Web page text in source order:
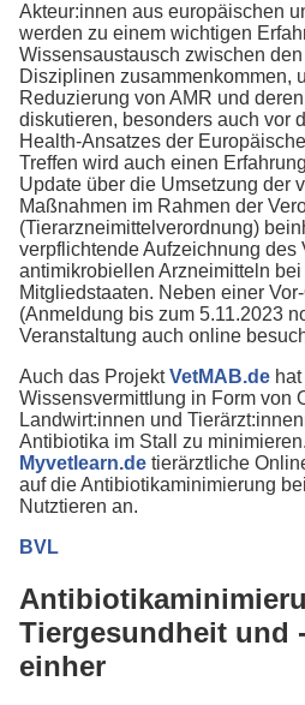
Akteur:innen aus europäischen
werden zu einem wichtigen
Wissensaustausch zwischen
Disziplinen zusammenkommen,
Reduzierung von AMR und
diskutieren, besonders auch vor
Health-Ansatzes der
Treffen wird auch einen
Update über die Umsetzung der
Maßnahmen im Rahmen der
(Tierarzneimittelverordnung)
verpflichtende Aufzeichnung des
antimikrobiellen Arzneimitteln
Mitgliedstaaten. Neben einer
(Anmeldung bis zum 5.11.2023
Veranstaltung auch online
Auch das ProjektVetMAB.de
Wissensvermittlung in Form von
Landwirt:innen und
Antibiotika im Stall zu
Myvetlearn.de tierärztliche
auf die Antibiotikaminimierung
Nutztieren an.
BVL
Tiergesundheit und
einher